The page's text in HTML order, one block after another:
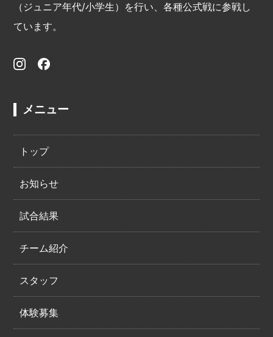
（ジュニア年代/小学生）を行い、各種公式戦に参戦し
ています。
メニュー
トップ
お知らせ
試合結果
チーム紹介
スタッフ
体験募集